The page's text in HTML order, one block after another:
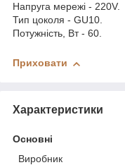
Напруга мережі - 220V.
Тип цоколя - GU10.
Потужність, Вт - 60.
Приховати
Характеристики
Основні
Виробник